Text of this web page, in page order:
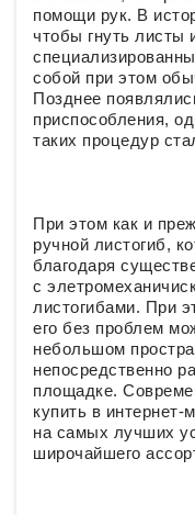
помощи рук. В
чтобы гнуть листы
собой при этом
Позднее
приспособления,
таких процедур
При этом как и
ручной листогиб,
благодаря
с
листогибами. При
его без проблем
небольшом
непосредственно
площадке.
купить в интернет-
на самых лучших
широчайшего